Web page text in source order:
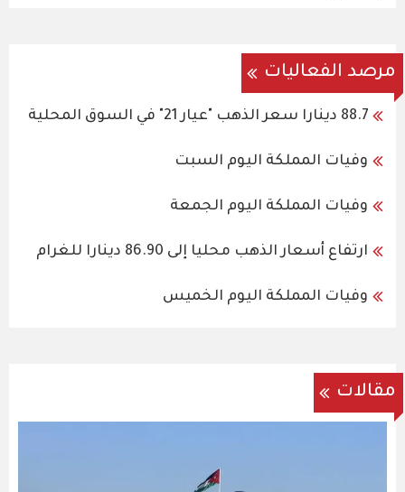
مرصد الفعاليات
88.7 دينارا سعر الذهب "عيار 21" في السوق المحلية
وفيات المملكة اليوم السبت
وفيات المملكة اليوم الجمعة
ارتفاع أسعار الذهب محليا إلى 86.90 دينارا للغرام
وفيات المملكة اليوم الخميس
مقالات